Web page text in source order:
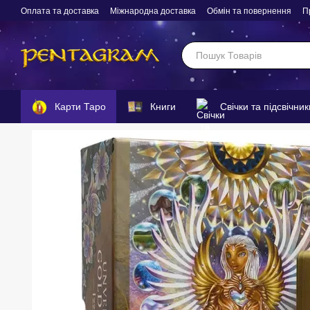
Перейти до основного контенту
Оплата та доставка Міжнародна доставка Обмін та повернення
Карти Таро Книги Свічки та